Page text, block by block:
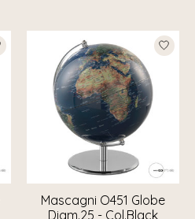
Mascagni O451 Globe
Diam.25 - Col.Black